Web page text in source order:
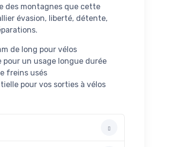
des montagnes que cette
évasion, liberté, détente,
de long pour vélos
un usage longue durée
freins usés
pour vos sorties à vélos